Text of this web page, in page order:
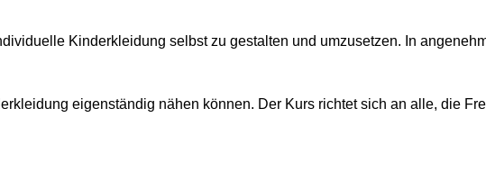
Kinderkleidung selbst zu gestalten und umzusetzen. In
eigenständig nähen können. Der Kurs richtet sich an alle, die